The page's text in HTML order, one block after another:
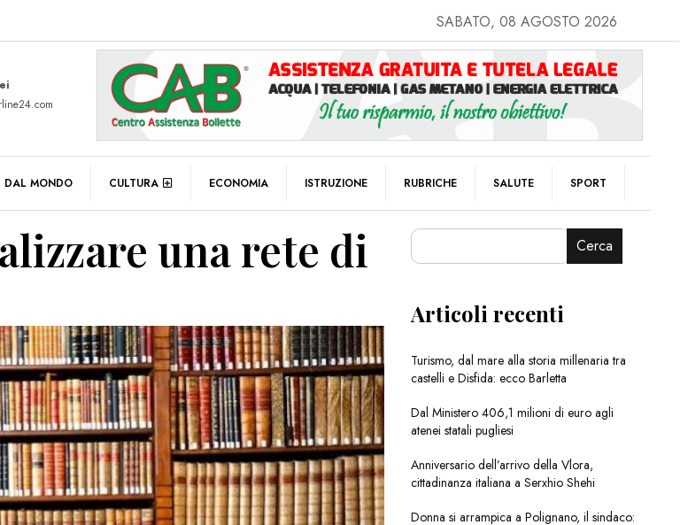
SABATO, 08 AGOSTO 2026
DAL MONDO CULTURA ECONOMIA ISTRUZIONE RUBRICHE SALUTE SPORT
una rete di Cerca
Articoli recenti
Turismo, dal mare alla storia millenaria tra
castelli e Disfida: ecco Barletta
Dal Ministero 406,1 milioni di euro agli
atenei statali pugliesi
Anniversario dell’arrivo della Vlora,
cittadinanza italiana a Serxhio Shehi
Donna si arrampica a Polignano, il sindaco: